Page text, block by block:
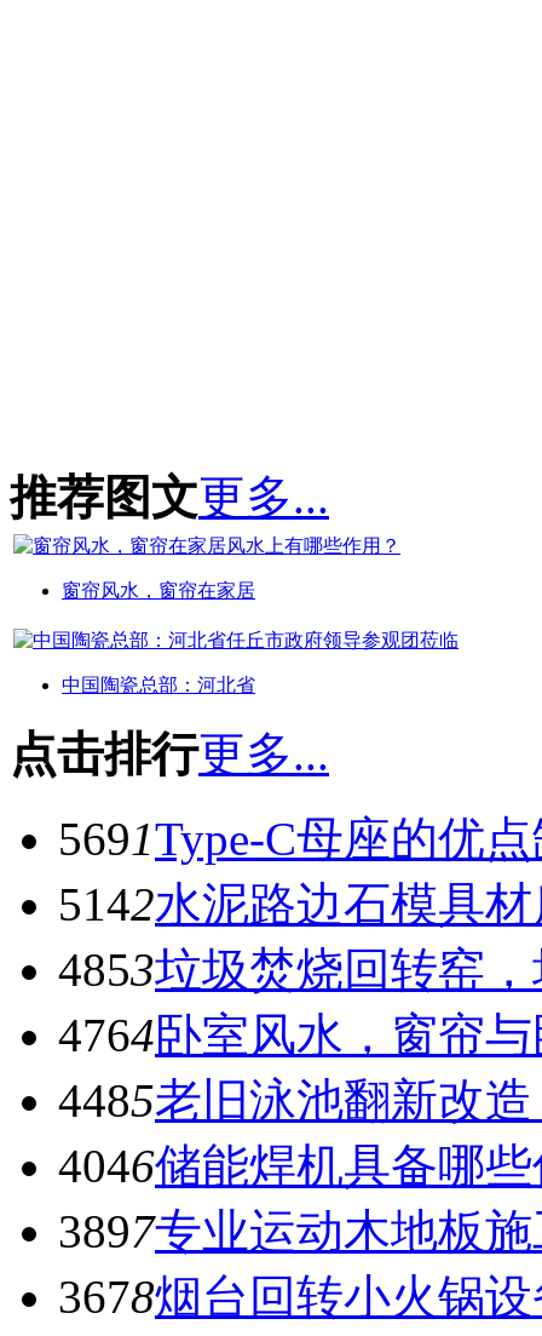
推荐图文更多...
窗帘风水，窗帘在家居
中国陶瓷总部：河北省
点击排行更多...
5691Type-C母座的优
5142水泥路边石模具
4853垃圾焚烧回转窑
4764卧室风水，窗帘
4485老旧泳池翻新改
4046储能焊机具备哪
3897专业运动木地板
3678烟台回转小火锅